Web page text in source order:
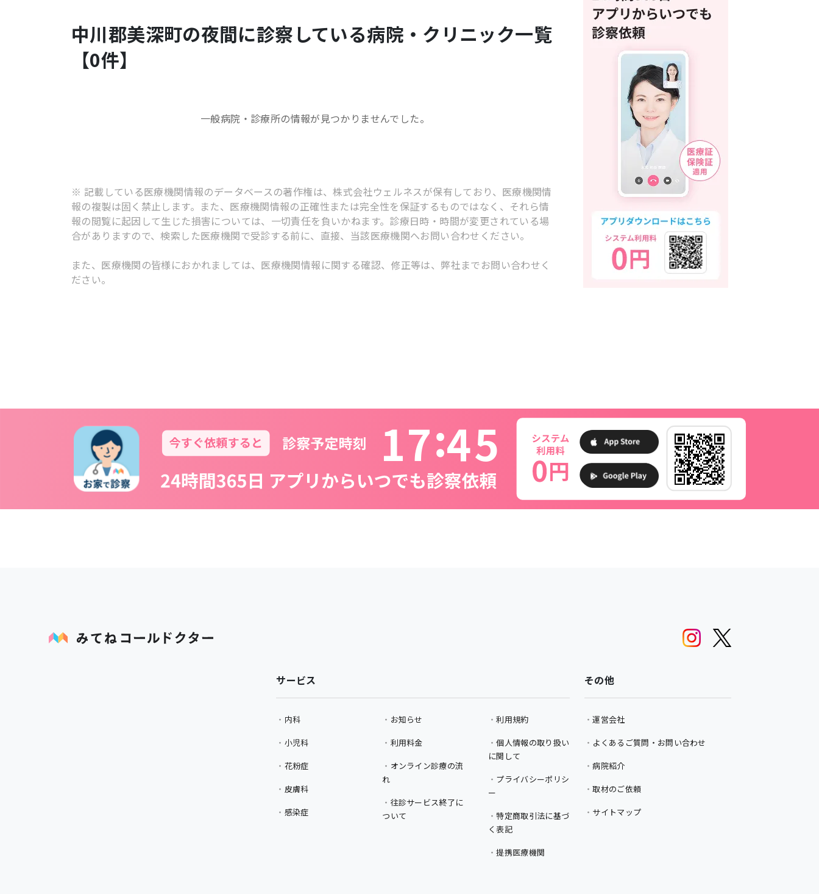
中川郡美深町の夜間に診察している病院・クリニック一覧
【0件】
一般病院・診療所の情報が見つかりませんでした。
※ 記載している医療機関情報のデータベースの著作権は、株式会社ウェルネスが保有しており、医療機関情
報の複製は固く禁止します。また、医療機関情報の正確性または完全性を保証するものではなく、それら情
報の閲覧に起因して生じた損害については、一切責任を負いかねます。診療日時・時間が変更されている場
合がありますので、検索した医療機関で受診する前に、直接、当該医療機関へお問い合わせください。
また、医療機関の皆様におかれましては、医療機関情報に関する確認、修正等は、弊社までお問い合わせく
ださい。
17 45
サービス
内科
小児科
花粉症
皮膚科
感染症
お知らせ
利用料金
オンライン診療の流
れ
往診サービス終了に
ついて
利用規約
個人情報の取り扱い
に関して
プライバシーポリシ
ー
特定商取引法に基づ
く表記
提携医療機関
その他
運営会社
よくあるご質問・お問い合わせ
病院紹介
取材のご依頼
サイトマップ